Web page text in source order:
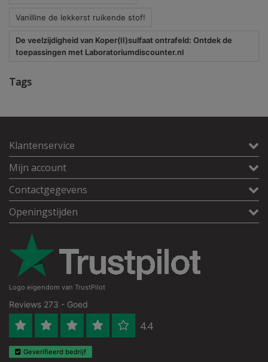
Vanilline de lekkerst ruikende stof!
De veelzijdigheid van Koper(II)sulfaat ontrafeld: Ontdek de
toepassingen met Laboratoriumdiscounter.nl
Tags
Klantenservice
Mijn account
Contactgegevens
Openingstijden
Logo eigendom van TrustPilot
Reviews 273 - Goed
4.4
Geverifieerd bedrijf